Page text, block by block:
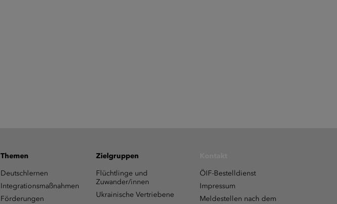
Themen
Deutschlernen
Integrationsmaßnahmen
Förderungen
Zielgruppen
Flüchtlinge und
Zuwander/innen
Ukrainische Vertriebene
ÖIF-Bestelldienst
Impressum
Meldestellen nach dem